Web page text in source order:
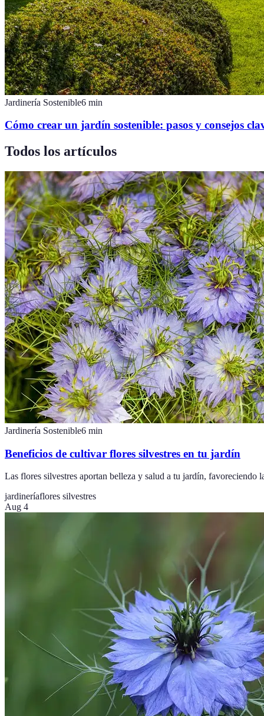
Jardinería Sostenible6 min
Cómo crear un jardín sostenible: pasos y consejos
Todos los artículos
Jardinería Sostenible6 min
Beneficios de cultivar flores silvestres en tu jardín
Las flores silvestres aportan belleza y salud a tu jardín,
jardineríaflores silvestres
Aug 4